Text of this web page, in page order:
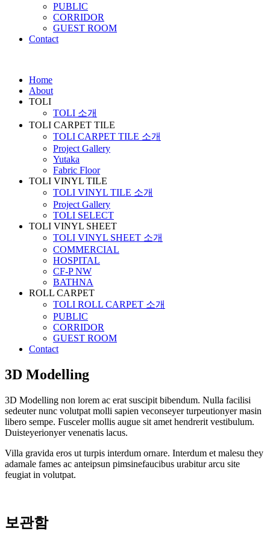
PUBLIC
CORRIDOR
GUEST ROOM
Contact
Home
About
TOLI
TOLI 소개
TOLI CARPET TILE
TOLI CARPET TILE 소개
Project Gallery
Yutaka
Fabric Floor
TOLI VINYL TILE
TOLI VINYL TILE 소개
Project Gallery
TOLI SELECT
TOLI VINYL SHEET
TOLI VINYL SHEET 소개
COMMERCIAL
HOSPITAL
CF-P NW
BATHNA
ROLL CARPET
TOLI ROLL CARPET 소개
PUBLIC
CORRIDOR
GUEST ROOM
Contact
3D Modelling
3D Modelling non lorem ac erat suscipit bibendum. Nulla facilisi
sedeuter nunc volutpat molli sapien veconseyer turpeutionyer masin
libero sempe. Fusceler mollis augue sit amet hendrerit vestibulum.
Duisteyerionyer venenatis lacus.
Villa gravida eros ut turpis interdum ornare. Interdum et malesu they
adamale fames ac anteipsun pimsinefaucibus urabitur arcu site
feugiat in volutpat.
보관함